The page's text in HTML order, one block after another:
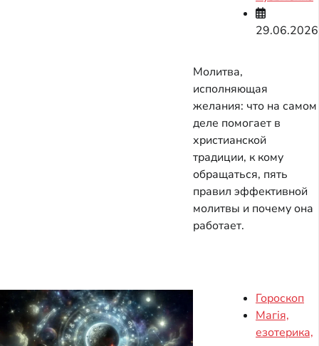
29.06.2026
Молитва,
исполняющая
желания: что на самом
деле помогает в
христианской
традиции, к кому
обращаться, пять
правил эффективной
молитвы и почему она
работает.
Гороскоп
Магія,
езотерика,